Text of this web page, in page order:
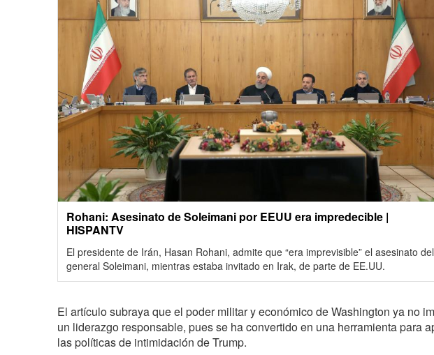
Rohani: Asesinato de Soleimani por EEUU era impredecible |
HISPANTV
El presidente de Irán, Hasan Rohani, admite que “era imprevisible” el asesinato del
general Soleimani, mientras estaba invitado en Irak, de parte de EE.UU.
El artículo subraya que el poder militar y económico de Washington ya no
un liderazgo responsable, pues se ha convertido en una herramienta para
laspolíticas de intimidación de Trump.